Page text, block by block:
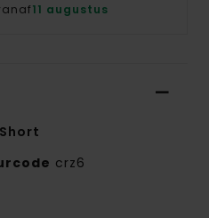
11 augustus
crz6